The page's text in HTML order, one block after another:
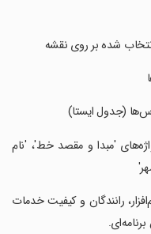
شده بر روی نقشه
(جدول ایستا)
'مبدا و مقصد خط'، 'نام
رانندگان و کیفیت خدمات